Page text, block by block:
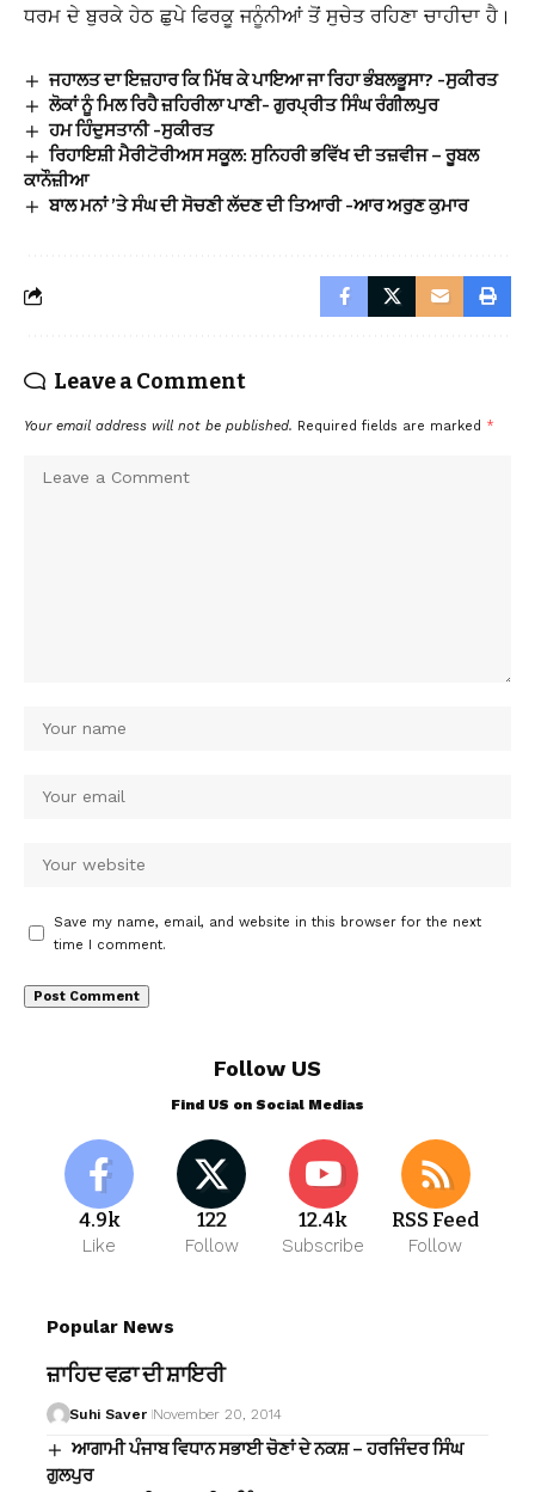
ਧਰਮ ਦੇ ਬੁਰਕੇ ਹੇਠ ਛੁਪੇ ਫਿਰਕੂ ਜਨੂੰਨੀਆਂ ਤੋਂ ਸੁਚੇਤ ਰਹਿਣਾ ਚਾਹੀਦਾ ਹੈ।
ਜਹਾਲਤ ਦਾ ਇਜ਼ਹਾਰ ਕਿ ਮਿੱਥ ਕੇ ਪਾਇਆ ਜਾ ਰਿਹਾ ਭੰਬਲਭੂਸਾ? -ਸੁਕੀਰਤ
ਲੋਕਾਂ ਨੂੰ ਮਿਲ ਰਿਹੈ ਜ਼ਹਿਰੀਲਾ ਪਾਣੀ- ਗੁਰਪ੍ਰੀਤ ਸਿੰਘ ਰੰਗੀਲਪੁਰ
ਹਮ ਹਿੰਦੁਸਤਾਨੀ -ਸੁਕੀਰਤ
ਰਿਹਾਇਸ਼ੀ ਮੈਰੀਟੋਰੀਅਸ ਸਕੂਲ: ਸੁਨਿਹਰੀ ਭਵਿੱਖ ਦੀ ਤਜ਼ਵੀਜ – ਰੂਬਲ
ਕਾਨੌਜ਼ੀਆ
ਬਾਲ ਮਨਾਂ ’ਤੇ ਸੰਘ ਦੀ ਸੋਚਣੀ ਲੱਦਣ ਦੀ ਤਿਆਰੀ -ਆਰ ਅਰੁਣ ਕੁਮਾਰ
Leave a Comment
Your email address will not be published. Required fields are marked *
Save my name, email, and website in this browser for the next
time I comment.
Follow US
Find US on Social Medias
4.9k
Like
122
Follow
12.4k
Subscribe
RSS Feed
Follow
Popular News
ਜ਼ਾਹਿਦ ਵਫ਼ਾ ਦੀ ਸ਼ਾਇਰੀ
Suhi Saver November 20, 2014
ਆਗਾਮੀ ਪੰਜਾਬ ਵਿਧਾਨ ਸਭਾਈ ਚੋਣਾਂ ਦੇ ਨਕਸ਼ – ਹਰਜਿੰਦਰ ਸਿੰਘ
ਗੁਲਪੁਰ